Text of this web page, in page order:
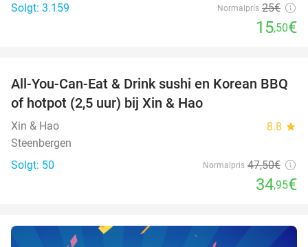
Solgt: 3.159
Normalpris 25€
15,50€
26%
DAG
All-You-Can-Eat & Drink sushi en Korean BBQ
of hotpot (2,5 uur) bij Xin & Hao
Xin & Hao 8.8 star
Steenbergen
Solgt: 50
Normalpris 47,50€
34,95€